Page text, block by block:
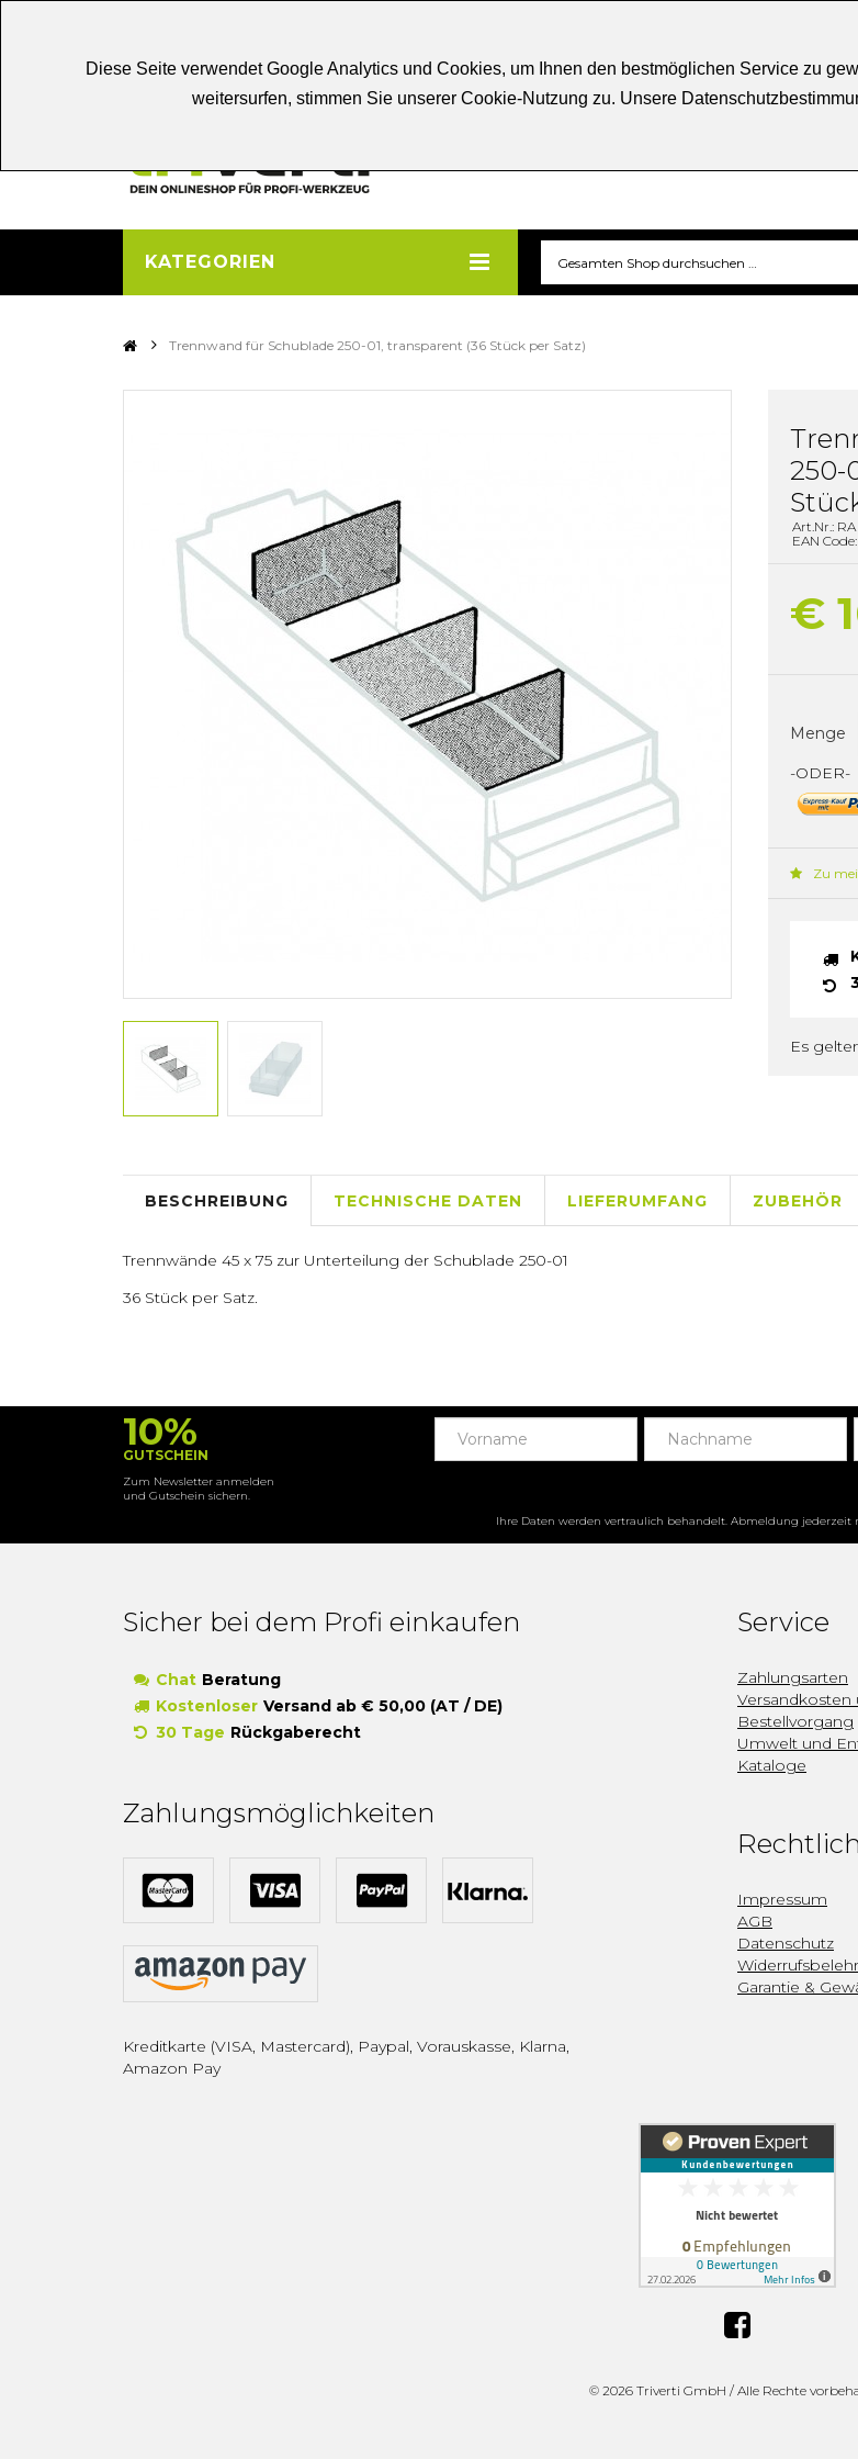
Diese Seite verwendet Google Analytics und Cookies, um Ihnen den bestmöglichen Service zu
weitersurfen, stimmen Sie unserer Cookie-Nutzung zu. Unsere
KATEGORIEN
> Trennwand für Schublade 250-01, transparent (36 Stück per Satz)
250-
Art.Nr.: RA
EAN
€
Menge
-ODER-
Zu
Es
BESCHREIBUNG TECHNISCHE DATEN LIEFERUMFANG ZUBEHÖR
Trennwände 45 x 75 zur Unterteilung der Schublade 250-01
36 Stück per Satz.
10%
GUTSCHEIN
Zum Newsletter anmelden
und Gutschein sichern.
Ihre Daten werden vertraulich behandelt. Abmeldung jederzeit
Sicher bei dem Profi einkaufen
Chat Beratung
Kostenloser Versand ab € 50,00 (AT / DE)
30 Tage Rückgaberecht
Zahlungsmöglichkeiten
Kreditkarte (VISA, Mastercard), Paypal, Vorauskasse, Klarna,
Amazon Pay
Service
Zahlungsarten
Versandkosten
Bestellvorgang
Umwelt und
Kataloge
Impressum
AGB
Datenschutz
Garantie &
© 2026 Triverti GmbH / Alle Rechte